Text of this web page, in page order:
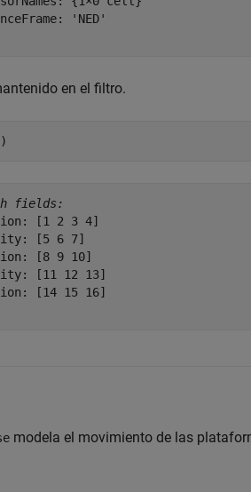
'NED'
en el filtro.
fields:
[1 2 3 4]
[5 6 7]
[8 9 10]
[11 12 13]
[14 15 16]
modela el movimiento de las